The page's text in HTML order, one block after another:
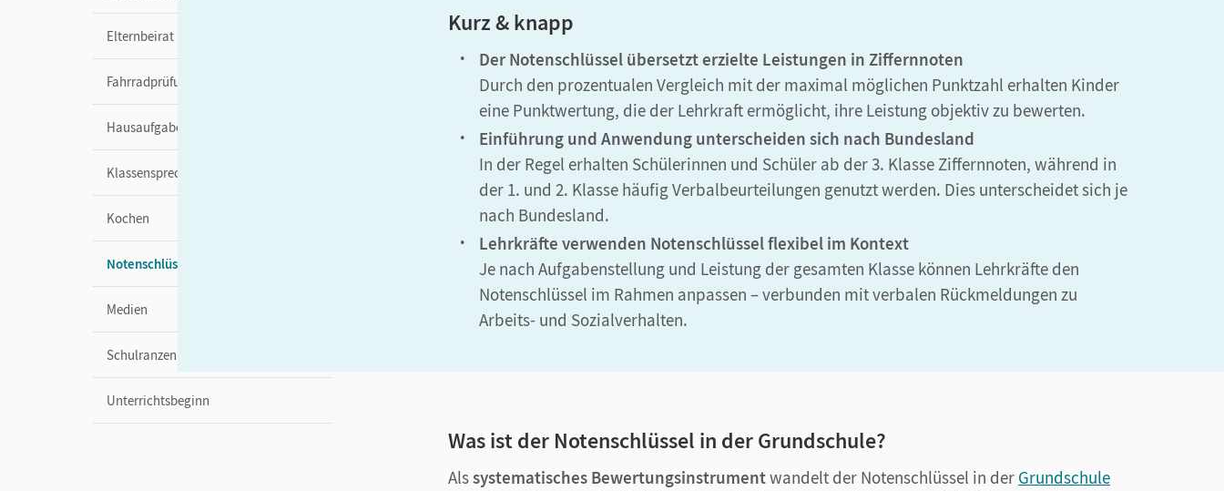
Elternbeirat
Fahrradprüfung
Hausaufgaben
Klassensprecher
Kochen
Notenschlüssel
Medien
Schulranzen
Unterrichtsbeginn
Kurz & knapp
Der Notenschlüssel übersetzt erzielte Leistungen in Ziffernnoten
Durch den prozentualen Vergleich mit der maximal möglichen Punktzahl erhalten Kinder
eine Punktwertung, die der Lehrkraft ermöglicht, ihre Leistung objektiv zu bewerten.
Einführung und Anwendung unterscheiden sich nach Bundesland
In der Regel erhalten Schülerinnen und Schüler ab der 3. Klasse Ziffernnoten, während in
der 1. und 2. Klasse häufig Verbalbeurteilungen genutzt werden. Dies unterscheidet sich je
nach Bundesland.
Lehrkräfte verwenden Notenschlüssel flexibel im Kontext
Je nach Aufgabenstellung und Leistung der gesamten Klasse können Lehrkräfte den
Notenschlüssel im Rahmen anpassen – verbunden mit verbalen Rückmeldungen zu
Arbeits- und Sozialverhalten.
Was ist der Notenschlüssel in der Grundschule?
Alssystematisches Bewertungsinstrumentwandelt der Notenschlüssel in der Grundschule